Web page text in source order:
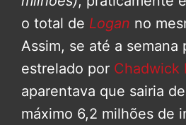
o total de Logan no
Assim, se até a semana
estrelado por Chadwick
aparentava que sairia
máximo 6,2 milhões de